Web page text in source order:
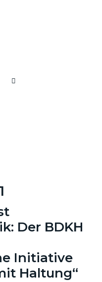
Der BDKH
Initiative
Haltung“